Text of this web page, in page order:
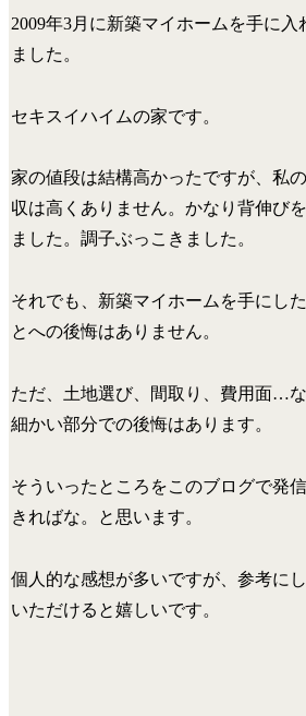
2009年3月に新築マイホームを手に入
ました。
セキスイハイムの家です。
家の値段は結構高かったですが、私
収は高くありません。かなり背伸び
ました。調子ぶっこきました。
それでも、新築マイホームを手にし
とへの後悔はありません。
ただ、土地選び、間取り、費用面…
細かい部分での後悔はあります。
そういったところをこのブログで発
きればな。と思います。
個人的な感想が多いですが、参考に
いただけると嬉しいです。